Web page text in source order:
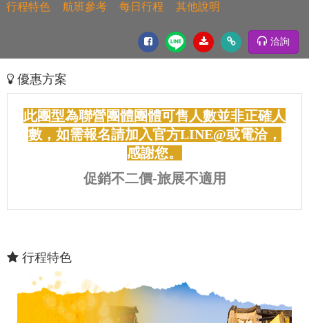
行程特色 航班參考 每日行程 其他說明
洽詢
優惠方案
此團型為聯營團體團體可售人數並非正確人
數，如需報名請加入官方LINE@或電洽，
感謝您。
促銷不二價-旅展不適用
行程特色